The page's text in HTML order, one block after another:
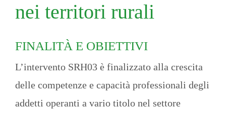
nei territori rurali
FINALITÀ E OBIETTIVI
L’intervento SRH03 è finalizzato alla crescita
delle competenze e capacità professionali degli
addetti operanti a vario titolo nel settore